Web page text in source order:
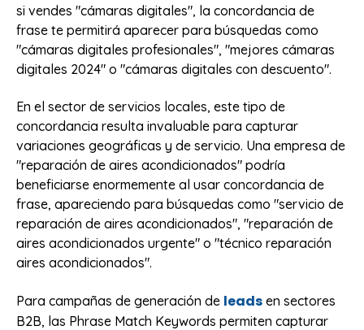
si vendes "cámaras digitales", la concordancia de
frase te permitirá aparecer para búsquedas como
"cámaras digitales profesionales", "mejores cámaras
digitales 2024" o "cámaras digitales con descuento".
En el sector de servicios locales, este tipo de
concordancia resulta invaluable para capturar
variaciones geográficas y de servicio. Una empresa de
"reparación de aires acondicionados" podría
beneficiarse enormemente al usar concordancia de
frase, apareciendo para búsquedas como "servicio de
reparación de aires acondicionados", "reparación de
aires acondicionados urgente" o "técnico reparación
aires acondicionados".
Para campañas de generación de leads en sectores
B2B, las Phrase Match Keywords permiten capturar